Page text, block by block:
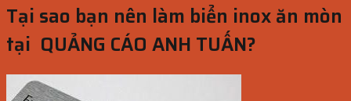
Tại sao bạn nên làm biển inox ăn mòn
tại QUẢNG CÁO ANH TUẤN?